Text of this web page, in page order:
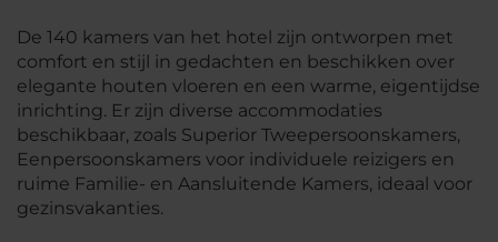
De 140 kamers van het hotel zijn ontworpen met
comfort en stijl in gedachten en beschikken over
elegante houten vloeren en een warme, eigentijdse
inrichting. Er zijn diverse accommodaties
beschikbaar, zoals Superior Tweepersoonskamers,
Eenpersoonskamers voor individuele reizigers en
ruime Familie- en Aansluitende Kamers, ideaal voor
gezinsvakanties.